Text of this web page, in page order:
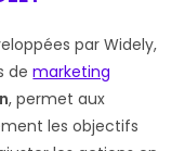
par Widely,
demarketing
, permet aux
les objectifs